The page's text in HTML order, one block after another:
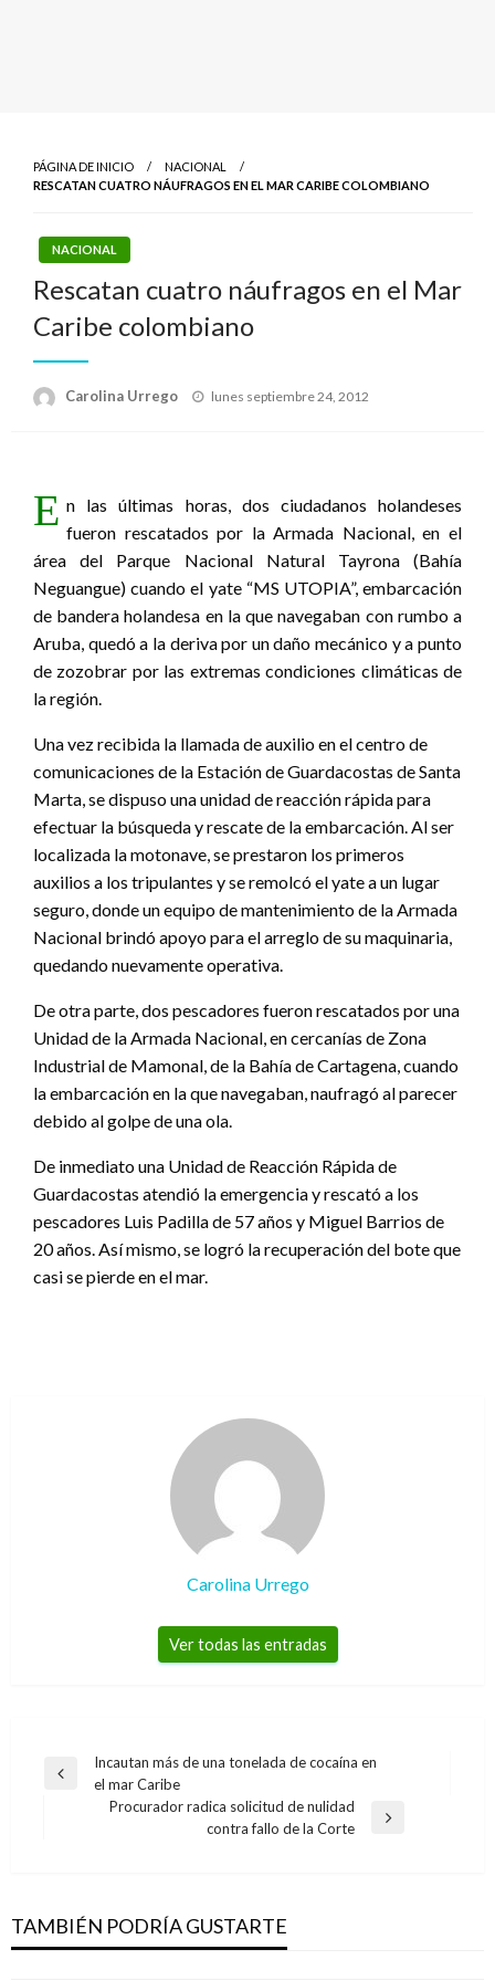
PÁGINA DE INICIO
NACIONAL
RESCATAN CUATRO NÁUFRAGOS EN EL MAR CARIBE COLOMBIANO
NACIONAL
Rescatan cuatro náufragos en el Mar
Caribe colombiano
Carolina Urrego
Publicado
lunes septiembre 24, 2012
E n las últimas horas, dos ciudadanos holandeses
fueron rescatados por la Armada Nacional, en el
área del Parque Nacional Natural Tayrona (Bahía
Neguangue) cuando el yate “MS UTOPIA”, embarcación
de bandera holandesa en la que navegaban con rumbo a
Aruba, quedó a la deriva por un daño mecánico y a punto
de zozobrar por las extremas condiciones climáticas de
la región.
Una vez recibida la llamada de auxilio en el centro de
comunicaciones de la Estación de Guardacostas de Santa
Marta, se dispuso una unidad de reacción rápida para
efectuar la búsqueda y rescate de la embarcación. Al ser
localizada la motonave, se prestaron los primeros
auxilios a los tripulantes y se remolcó el yate a un lugar
seguro, donde un equipo de mantenimiento de la Armada
Nacional brindó apoyo para el arreglo de su maquinaria,
quedando nuevamente operativa.
De otra parte, dos pescadores fueron rescatados por una
Unidad de la Armada Nacional, en cercanías de Zona
Industrial de Mamonal, de la Bahía de Cartagena, cuando
la embarcación en la que navegaban, naufragó al parecer
debido al golpe de una ola.
De inmediato una Unidad de Reacción Rápida de
Guardacostas atendió la emergencia y rescató a los
pescadores Luis Padilla de 57 años y Miguel Barrios de
20 años. Así mismo, se logró la recuperación del bote que
casi se pierde en el mar.
Carolina Urrego
Ver todas las entradas
Navegación
Entrada
Incautan más de una tonelada de cocaína en
el mar Caribe
Procurador radica solicitud de nulidad
contra fallo de la Corte
TAMBIÉN PODRÍA GUSTARTE
Colombia firma convenio con la Organización
territorios
Giovanni Alarcón M. miércoles junio 12, 2019
contrabando avaluado en 44 millones en
Arauca